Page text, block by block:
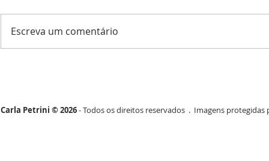
Escreva um comentário
Carla Petrini © 2026- Todos os direitos reservados . Imagens